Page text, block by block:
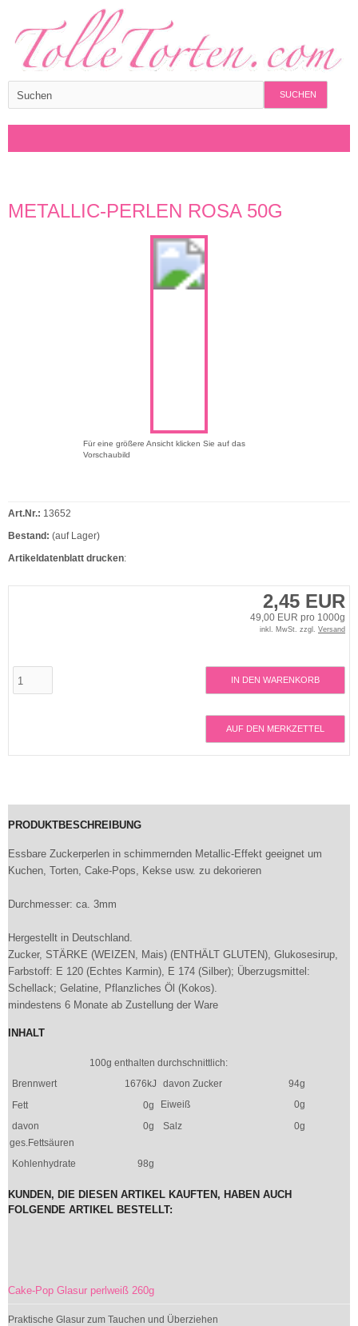
SUCHEN
METALLIC-PERLEN ROSA 50G
Für eine größere Ansicht klicken Sie auf das
Vorschaubild
2,45 EUR
49,00 EUR pro 1000g
inkl. MwSt. zzgl. Versand
IN DEN WARENKORB
AUF DEN MERKZETTEL
Art.Nr.: 13652
Bestand: (auf Lager)
Artikeldatenblatt drucken:
PRODUKTBESCHREIBUNG
Essbare Zuckerperlen in schimmernden Metallic-Effekt geeignet um
Kuchen, Torten, Cake-Pops, Kekse usw. zu dekorieren
Durchmesser: ca. 3mm
Hergestellt in Deutschland.
Zucker, STÄRKE (WEIZEN, Mais) (ENTHÄLT GLUTEN), Glukosesirup,
Farbstoff: E 120 (Echtes Karmin), E 174 (Silber); Überzugsmittel:
Schellack; Gelatine, Pflanzliches Öl (Kokos).
mindestens 6 Monate ab Zustellung der Ware
INHALT
100g enthalten durchschnittlich:
Brennwert
1676kJ davon Zucker
94g
Fett
0g Eiweiß
0g
davon
ges.Fettsäuren
0g Salz 0g
Kohlenhydrate 98g
KUNDEN, DIE DIESEN ARTIKEL KAUFTEN, HABEN AUCH
FOLGENDE ARTIKEL BESTELLT:
Cake-Pop Glasur perlweiß 260g
Praktische Glasur zum Tauchen und Überziehen